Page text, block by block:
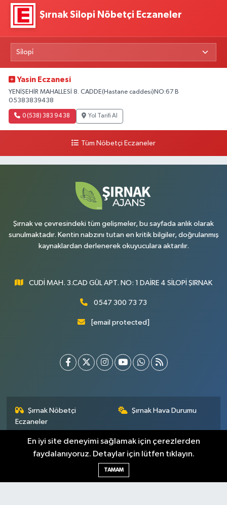
Şırnak Silopi Nöbetçi Eczaneler
Yasin Eczanesi
YENİŞEHİR MAHALLESİ 8. CADDE(Hastane caddesi)NO:67 B
05383839438
0 (538) 383 94 38 Yol Tarifi Al
Tüm Nöbetçi Eczaneler
Şırnak ve çevresindeki tüm gelişmeler, bu sayfada anlık olarak
sunulmaktadır. Kentin nabzını tutan en kritik bilgiler, doğrulanmış
kaynaklardan derlenerek okuyuculara aktarılır.
CUDİ MAH. 3.CAD GÜL APT. NO: 1 DAİRE 4 SİLOPİ ŞIRNAK
0547 300 73 73
[email protected]
Şırnak Nöbetçi
Eczaneler
Şırnak Hava Durumu
Şirnak Namaz Vakitleri
Şırnak Trafik Yoğunluk
Haritası
En iyi site deneyimi sağlamak için çerezlerden
faydalanıyoruz. Detaylar için lütfen tıklayın.
TAMAM